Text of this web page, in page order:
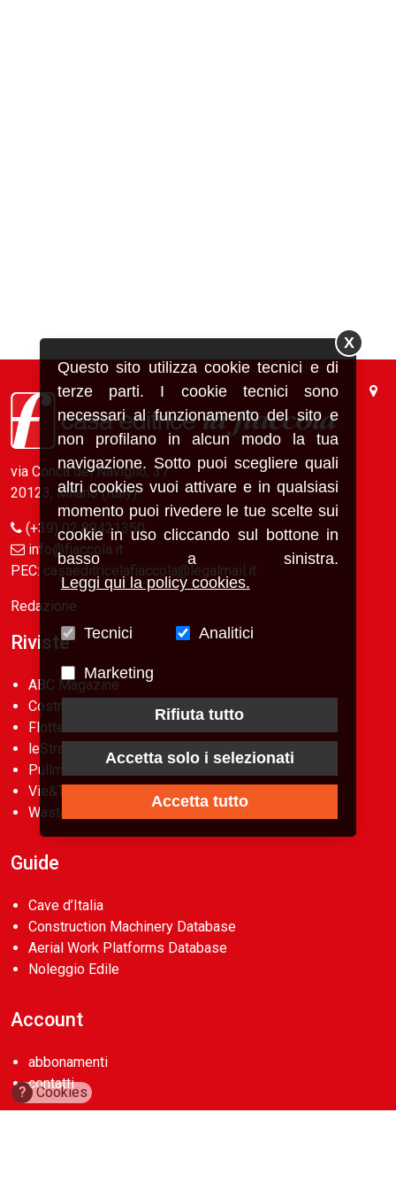
via Conca del Naviglio, 37
20123, Milano (Italy)
(+39) 02 89421350
info@fiaccola.it
PEC: casaeditricelafiaccola@legalmail.it
Redazione
Riviste
ABC Magazine
Costruzioni
Flotte&Finanza
leStrade
Pullman
Vie&Trasporti
Waste
Guide
Cave d’Italia
Construction Machinery Database
Aerial Work Platforms Database
Noleggio Edile
Account
abbonamenti
contatti
? Cookies
Questo sito utilizza cookie tecnici e di
terze parti. I cookie tecnici sono
necessari al funzionamento del sito e
non profilano in alcun modo la tua
navigazione. Sotto puoi scegliere quali
altri cookies vuoi attivare e in qualsiasi
momento puoi rivedere le tue scelte sui
cookie in uso cliccando sul bottone in
basso a sinistra.
Leggi qui la policy cookies.
Tecnici Analitici
Marketing
Rifiuta tutto
Accetta solo i selezionati
Accetta tutto
X